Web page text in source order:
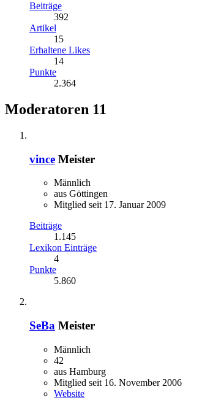
Beiträge
392
Artikel
15
Erhaltene Likes
14
Punkte
2.364
Moderatoren 11
vince Meister
Männlich
aus Göttingen
Mitglied seit 17. Januar 2009
Beiträge
1.145
Lexikon Einträge
4
Punkte
5.860
SeBa Meister
Männlich
42
aus Hamburg
Mitglied seit 16. November 2006
Website